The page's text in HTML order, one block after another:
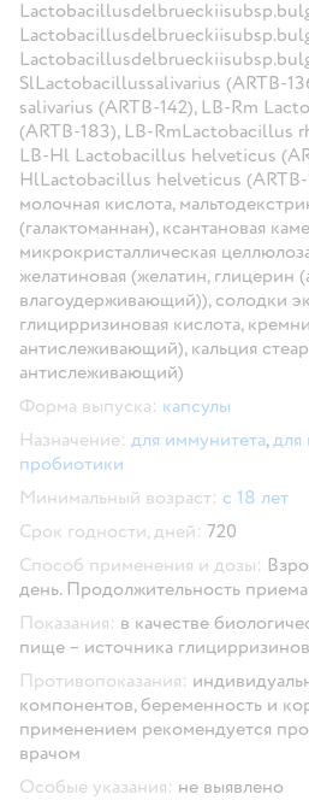
SlLactobacillussalivarius (ARTB-
salivarius (ARTB-142), LB-Rm
(ARTB-183), LB-RmLactobacillus
LB-Hl Lactobacillus helveticus
HlLactobacillus helveticus (ARTB-
молочная кислота,
(галактоманнан), ксантановая
микрокристаллическая
желатиновая (желатин, глицерин
влагоудерживающий)), солодки
глицирризиновая кислота,
антислеживающий), кальция
антислеживающий)
Форма выпуска: капсулы
Назначение: для иммунитета,для
пробиотики
Минимальный возраст: с 18 лет
Срок годности, дней: 720
Способ применения и дозы:
день. Продолжительность
Показания: в качестве
пище – источника
Противопоказания:
компонентов, беременность и
применением рекомендуется
врачом
Особые указания: не выявлено